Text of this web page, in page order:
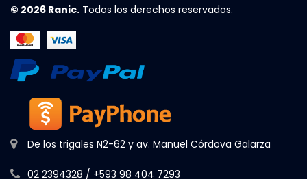
© 2026 Ranic. Todos los derechos reservados.
De los trigales N2-62 y av. Manuel Córdova Galarza
02 2394328 / +593 98 404 7293